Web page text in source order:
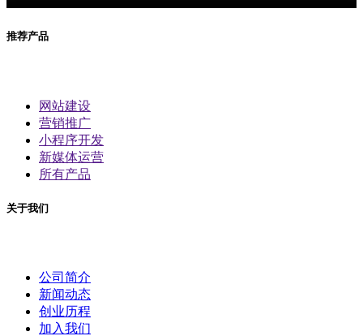
推荐产品
网站建设
营销推广
小程序开发
新媒体运营
所有产品
关于我们
公司简介
新闻动态
创业历程
加入我们